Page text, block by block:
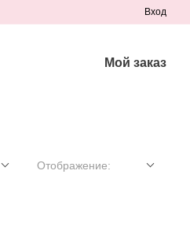
Вход
Мой заказ
Отображение: